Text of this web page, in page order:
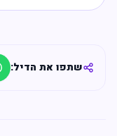
שתפו את הדיל: